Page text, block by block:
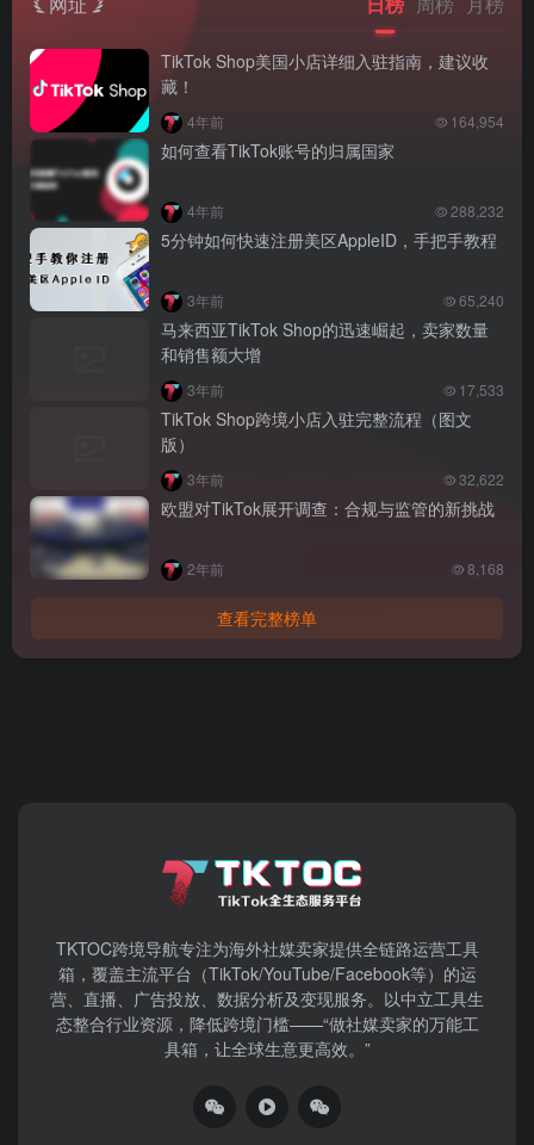
TikTok Shop美国小店详细入驻指南，建议收
藏！
4年前 164,954
如何查看TikTok账号的归属国家
4年前 288,232
5分钟如何快速注册美区AppleID，手把手教程
3年前 65,240
马来西亚TikTok Shop的迅速崛起，卖家数量
和销售额大增
3年前 17,533
TikTok Shop跨境小店入驻完整流程（图文
版）
3年前 32,622
欧盟对TikTok展开调查：合规与监管的新挑战
2年前 8,168
查看完整榜单
TKTOC跨境导航​专注为海外社媒卖家提供全链路运营工具
箱，覆盖主流平台（TikTok/YouTube/Facebook等）​的运
营、直播、广告投放、数据分析及变现服务。以中立工具生
态整合行业资源，降低跨境门槛——“做社媒卖家的万能工
具箱，让全球生意更高效。”